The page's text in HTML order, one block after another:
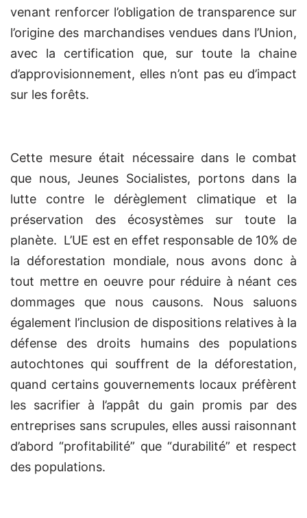
venant renforcer l’obligation de transparence sur
l’origine des marchandises vendues dans l’Union,
avec la certification que, sur toute la chaine
d’approvisionnement, elles n’ont pas eu d’impact
sur les forêts.
Cette mesure était nécessaire dans le combat
que nous, Jeunes Socialistes, portons dans la
lutte contre le dérèglement climatique et la
préservation des écosystèmes sur toute la
planète. L’UE est en effet responsable de 10% de
la déforestation mondiale, nous avons donc à
tout mettre en oeuvre pour réduire à néant ces
dommages que nous causons. Nous saluons
également l’inclusion de dispositions relatives à la
défense des droits humains des populations
autochtones qui souffrent de la déforestation,
quand certains gouvernements locaux préfèrent
les sacrifier à l’appât du gain promis par des
entreprises sans scrupules, elles aussi raisonnant
d’abord “profitabilité” que “durabilité” et respect
des populations.